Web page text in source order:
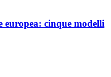
europea: cinque modelli